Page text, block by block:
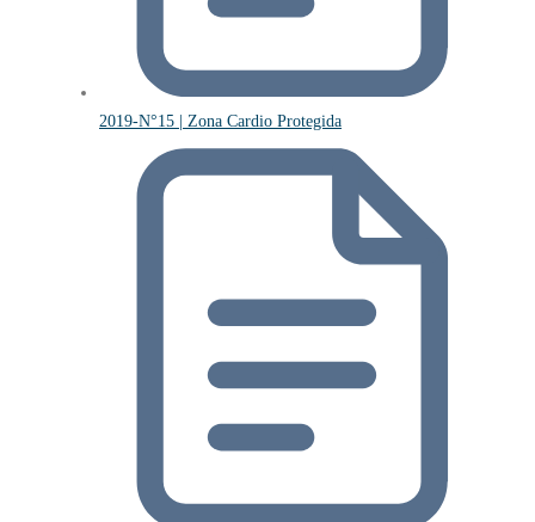
2019-N°15 | Zona Cardio Protegida